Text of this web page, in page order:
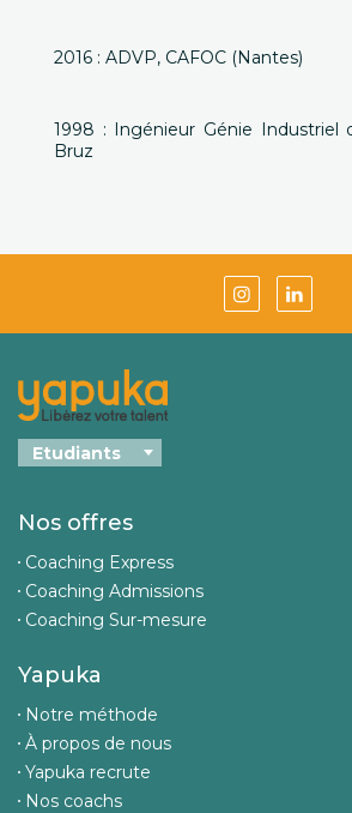
2016 : ADVP, CAFOC (Nantes)
1998 : Ingénieur Génie Industriel
Bruz
Nos offres
Coaching Express
Coaching Admissions
Coaching Sur-mesure
Yapuka
Notre méthode
À propos de nous
Yapuka recrute
Nos coachs